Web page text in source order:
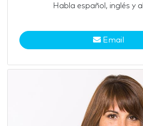
Habla español, inglés y
Email